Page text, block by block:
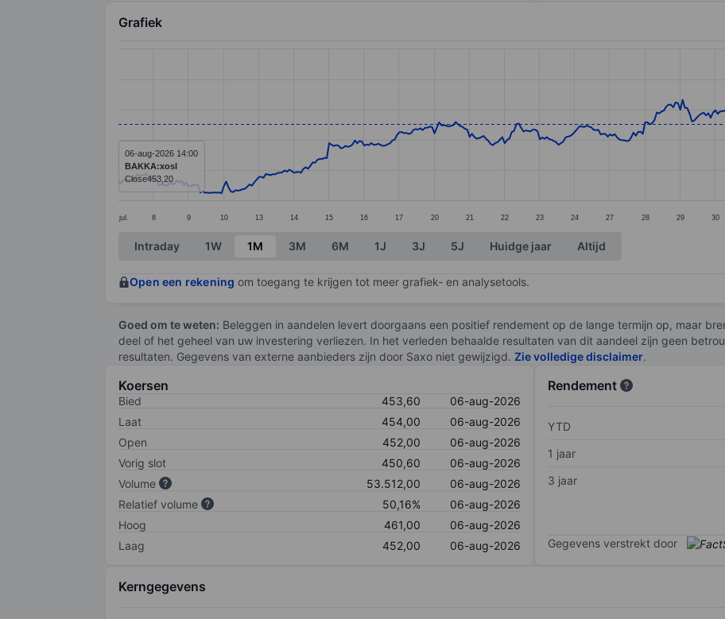
Grafiek
The chart has 1 Y axis displaying values. Data ranges from 404.6 to 468.6.
jul. 8 9 10 13 14 15 16 17 20 21 22 23 24 27 28 29 30
06-aug-2026 14:00
BAKKA:xosl
Close453,20
End of interactive chart.
Intraday 1W 1M 3M 6M 1J 3J 5J Huidge jaar Altijd
Open een rekening om toegang te krijgen tot meer grafiek- en analysetools.
Goed om te weten: Beleggen in aandelen levert doorgaans een positief rendement op de lange termijn op, maar
deel of het geheel van uw investering verliezen. In het verleden behaalde resultaten van dit aandeel zijn geen
resultaten. Gegevens van externe aanbieders zijn door Saxo niet gewijzigd. Zie volledige disclaimer.
Koersen
Bied 453,60
06-aug-2026
Laat
454,00
06-aug-2026
Open
452,00
06-aug-2026
Vorig slot
450,60
06-aug-2026
Volume
53.512,00
06-aug-2026
Relatief volume
50,16%
06-aug-2026
Hoog
461,00
06-aug-2026
Laag
452,00 06-aug-2026
Rendement
YTD
1 jaar
3 jaar
Gegevens verstrekt door
Kerngegevens